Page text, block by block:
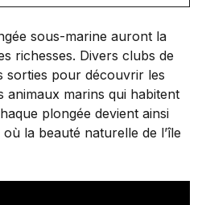
sous-marine auront la
richesses. Divers clubs de
sorties pour découvrir les
animaux marins qui habitent
plongée devient ainsi
la beauté naturelle de l’île